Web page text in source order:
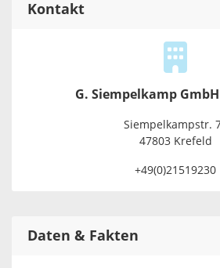
Kontakt
G. Siempelkamp GmbH
Siempelkampstr.
47803 Krefeld
+49(0)21519230
Daten & Fakten